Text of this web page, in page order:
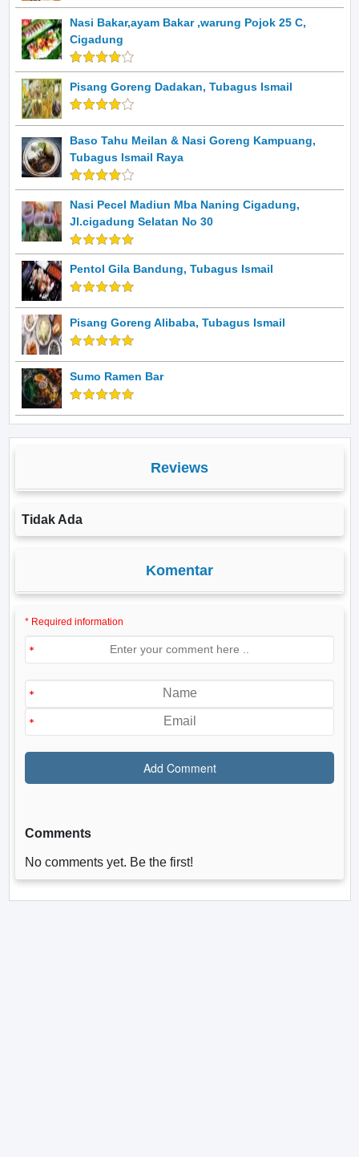
Nasi Bakar,ayam Bakar ,warung Pojok 25 C,
Cigadung
Pisang Goreng Dadakan, Tubagus Ismail
Baso Tahu Meilan & Nasi Goreng Kampuang,
Tubagus Ismail Raya
Nasi Pecel Madiun Mba Naning Cigadung,
Jl.cigadung Selatan No 30
Pentol Gila Bandung, Tubagus Ismail
Pisang Goreng Alibaba, Tubagus Ismail
Sumo Ramen Bar
Reviews
Tidak Ada
Komentar
* Required information
Comments
No comments yet. Be the first!